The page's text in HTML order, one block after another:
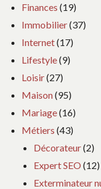
Finances (19)
Immobilier(37)
Internet(17)
Lifestyle(9)
Loisir(27)
Maison(95)
Mariage(16)
Métiers (43)
Décorateur(2)
Expert SEO (12)
Exterminateur